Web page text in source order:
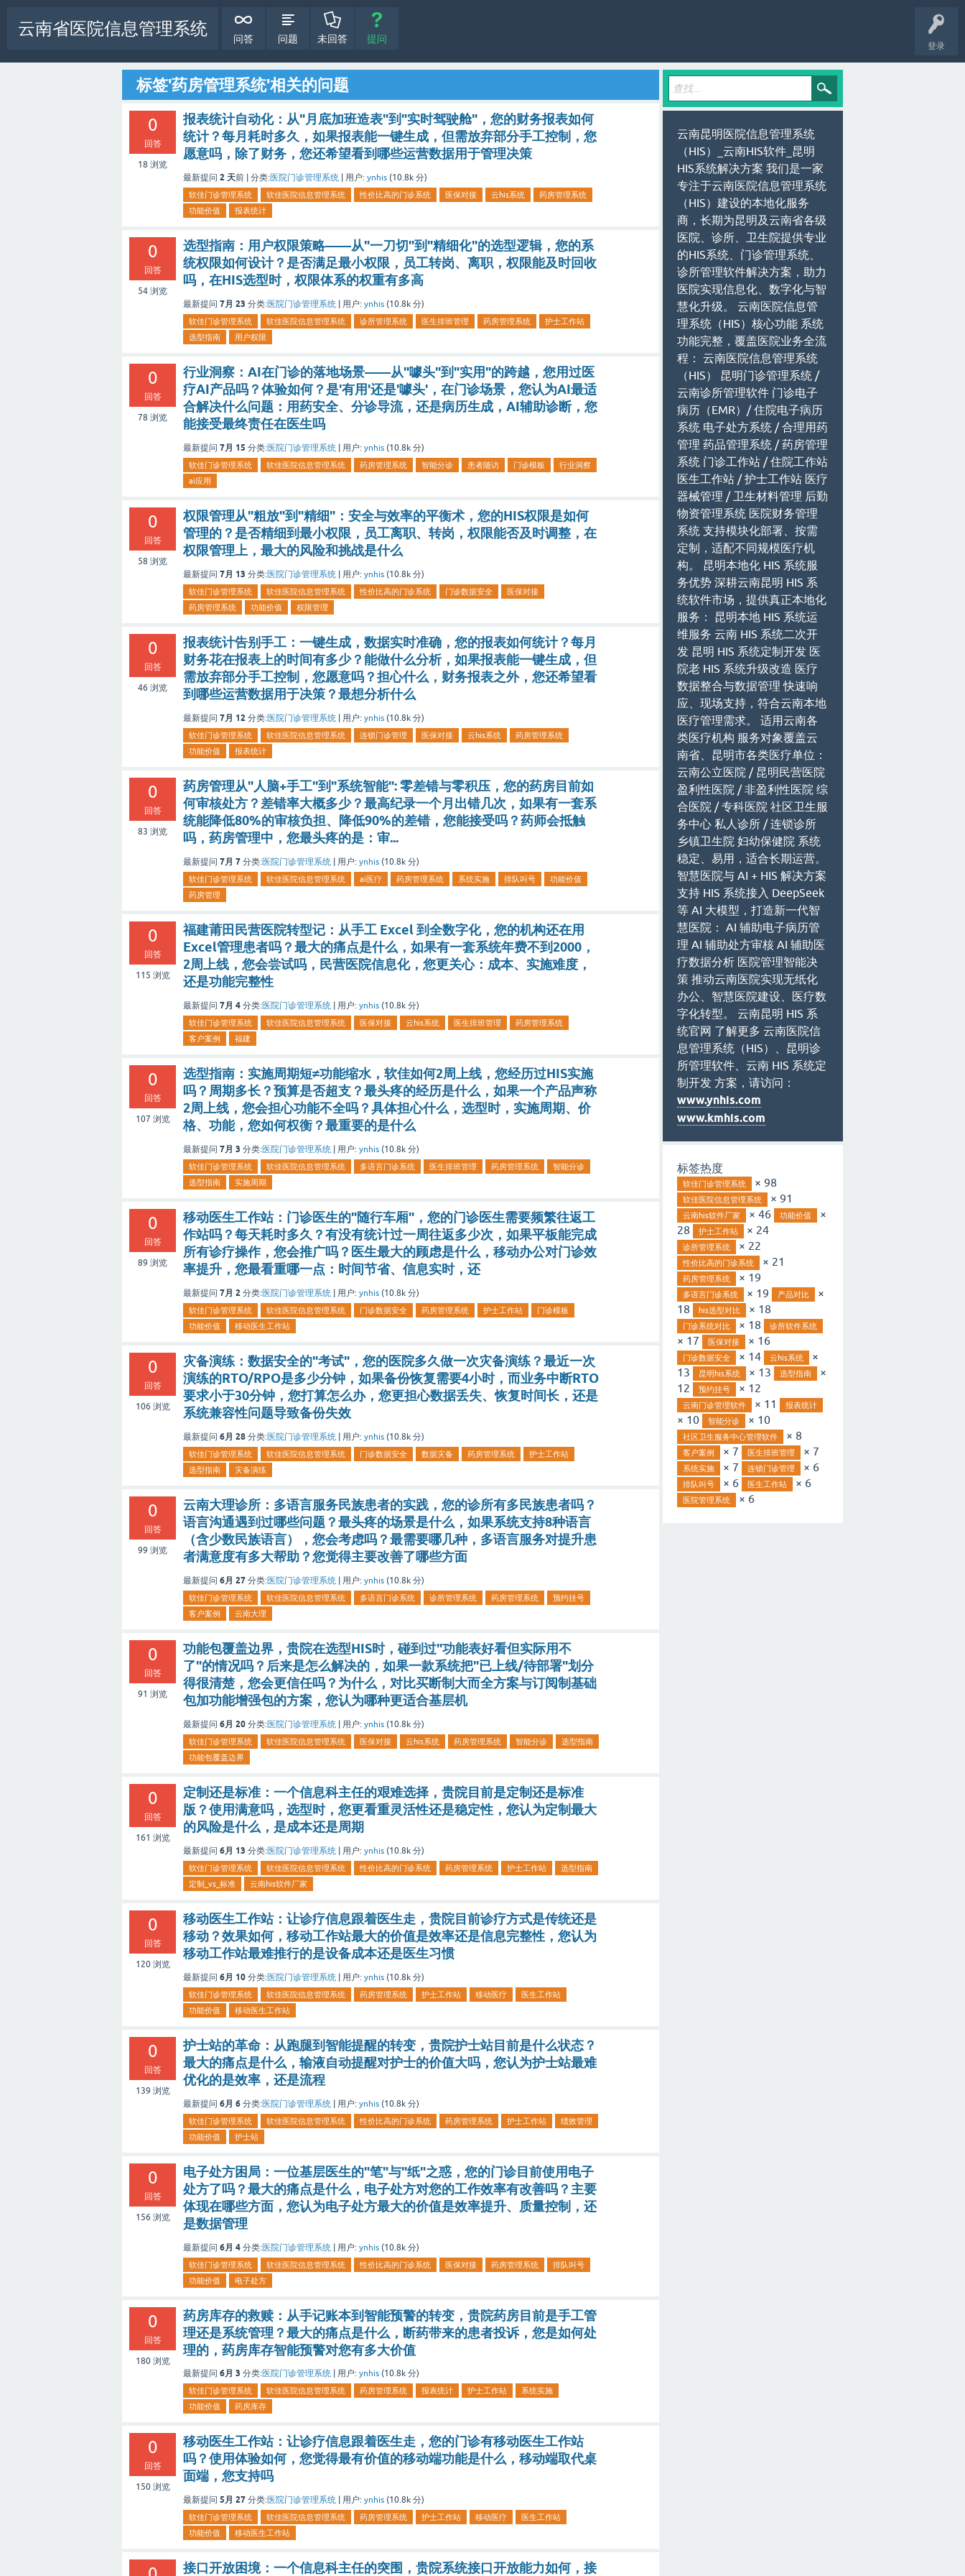
登录
云南省医院信息管理系统
问答 问题 未回答 提问
标签'药房管理系统'相关的问题
0
回答
18 浏览
报表统计自动化：从"月底加班造表"到"实时驾驶舱"，您的财务报表如何
统计？每月耗时多久，如果报表能一键生成，但需放弃部分手工控制，您
愿意吗，除了财务，您还希望看到哪些运营数据用于管理决策
最新提问 2 天前 | 分类:医院门诊管理系统 用户: ynhis (10.8k 分)
软佳门诊管理系统 软佳医院信息管理系统 性价比高的门诊系统 医保对接 云his系统
药房管理系统
功能价值
报表统计
0
回答
54 浏览
选型指南：用户权限策略——从"一刀切"到"精细化"的选型逻辑，您的系
统权限如何设计？是否满足最小权限，员工转岗、离职，权限能及时回收
吗，在HIS选型时，权限体系的权重有多高
最新提问 7月 23 分类:医院门诊管理系统 用户: ynhis (10.8k 分)
软佳门诊管理系统 软佳医院信息管理系统 诊所管理系统 医生排班管理 药房管理系统
护士工作站
选型指南
用户权限
0
回答
78 浏览
行业洞察：AI在门诊的落地场景——从"噱头"到"实用"的跨越，您用过医
疗AI产品吗？体验如何？是'有用'还是'噱头'，在门诊场景，您认为AI最适
合解决什么问题：用药安全、分诊导流，还是病历生成，AI辅助诊断，您
能接受最终责任在医生吗
最新提问 7月 15 分类:医院门诊管理系统 用户: ynhis (10.8k 分)
软佳门诊管理系统 软佳医院信息管理系统 药房管理系统 智能分诊 患者随访 门诊模板
行业洞察
ai应用
0
回答
58 浏览
权限管理从"粗放"到"精细"：安全与效率的平衡术，您的HIS权限是如何
管理的？是否精细到最小权限，员工离职、转岗，权限能否及时调整，在
权限管理上，最大的风险和挑战是什么
最新提问 7月 13 分类:医院门诊管理系统 | 用户: ynhis (10.8k 分)
软佳门诊管理系统 软佳医院信息管理系统 性价比高的门诊系统 门诊数据安全
医保对接
药房管理系统
功能价值 权限管理
0
回答
46 浏览
报表统计告别手工：一键生成，数据实时准确，您的报表如何统计？每月
财务花在报表上的时间有多少？能做什么分析，如果报表能一键生成，但
需放弃部分手工控制，您愿意吗？担心什么，财务报表之外，您还希望看
到哪些运营数据用于决策？最想分析什么
最新提问 7月 12 分类:医院门诊管理系统 | 用户: ynhis (10.8k 分)
软佳门诊管理系统 软佳医院信息管理系统 连锁门诊管理 医保对接 云his系统
药房管理系统
功能价值
报表统计
0
回答
83 浏览
药房管理从"人脑+手工"到"系统智能": 零差错与零积压，您的药房目前如
何审核处方？差错率大概多少？最高纪录一个月出错几次，如果有一套系
统能降低80%的审核负担、降低90%的差错，您能接受吗？药师会抵触
吗，药房管理中，您最头疼的是：审...
最新提问 7月 7 分类:医院门诊管理系统 | 用户: ynhis (10.8k 分)
软佳门诊管理系统 软佳医院信息管理系统 ai医疗 药房管理系统 系统实施 排队叫号
功能价值
药房管理
0
回答
115 浏览
福建莆田民营医院转型记：从手工 Excel 到全数字化，您的机构还在用
Excel管理患者吗？最大的痛点是什么，如果有一套系统年费不到2000，
2周上线，您会尝试吗，民营医院信息化，您更关心：成本、实施难度，
还是功能完整性
最新提问 7月 4 分类:医院门诊管理系统 | 用户: ynhis (10.8k 分)
软佳门诊管理系统 软佳医院信息管理系统 医保对接 云his系统 医生排班管理
药房管理系统
客户案例
福建
0
回答
107 浏览
选型指南：实施周期短≠功能缩水，软佳如何2周上线，您经历过HIS实施
吗？周期多长？预算是否超支？最头疼的经历是什么，如果一个产品声称
2周上线，您会担心功能不全吗？具体担心什么，选型时，实施周期、价
格、功能，您如何权衡？最重要的是什么
最新提问 7月 3 分类:医院门诊管理系统 | 用户: ynhis (10.8k 分)
软佳门诊管理系统 软佳医院信息管理系统 多语言门诊系统 医生排班管理 药房管理系统
智能分诊
选型指南
实施周期
0
回答
89 浏览
移动医生工作站：门诊医生的"随行车厢"，您的门诊医生需要频繁往返工
作站吗？每天耗时多久？有没有统计过一周往返多少次，如果平板能完成
所有诊疗操作，您会推广吗？医生最大的顾虑是什么，移动办公对门诊效
率提升，您最看重哪一点：时间节省、信息实时，还
最新提问 7月 2 分类:医院门诊管理系统 | 用户: ynhis (10.8k 分)
软佳门诊管理系统 软佳医院信息管理系统 门诊数据安全 药房管理系统 护士工作站
门诊模板
功能价值
移动医生工作站
0
回答
106 浏览
灾备演练：数据安全的"考试"，您的医院多久做一次灾备演练？最近一次
演练的RTO/RPO是多少分钟，如果备份恢复需要4小时，而业务中断RTO
要求小于30分钟，您打算怎么办，您更担心数据丢失、恢复时间长，还是
系统兼容性问题导致备份失效
最新提问 6月 28 分类:医院门诊管理系统 | 用户: ynhis (10.8k 分)
软佳门诊管理系统 软佳医院信息管理系统 门诊数据安全 数据灾备 药房管理系统
护士工作站
选型指南
灾备演练
0
回答
99 浏览
云南大理诊所：多语言服务民族患者的实践，您的诊所有多民族患者吗？
语言沟通遇到过哪些问题？最头疼的场景是什么，如果系统支持8种语言
（含少数民族语言），您会考虑吗？最需要哪几种，多语言服务对提升患
者满意度有多大帮助？您觉得主要改善了哪些方面
最新提问 6月 27 分类:医院门诊管理系统 | 用户: ynhis (10.8k 分)
软佳门诊管理系统 软佳医院信息管理系统 多语言门诊系统 诊所管理系统 药房管理系统
预约挂号
客户案例
云南大理
0
回答
91 浏览
功能包覆盖边界，贵院在选型HIS时，碰到过"功能表好看但实际用不
了"的情况吗？后来是怎么解决的，如果一款系统把"已上线/待部署"划分
得很清楚，您会更信任吗？为什么，对比买断制大而全方案与订阅制基础
包加功能增强包的方案，您认为哪种更适合基层机
最新提问 6月 20 分类:医院门诊管理系统 | 用户: ynhis (10.8k 分)
软佳门诊管理系统 软佳医院信息管理系统 医保对接 云his系统 药房管理系统 智能分诊
选型指南
功能包覆盖边界
0
回答
161 浏览
定制还是标准：一个信息科主任的艰难选择，贵院目前是定制还是标准
版？使用满意吗，选型时，您更看重灵活性还是稳定性，您认为定制最大
的风险是什么，是成本还是周期
最新提问 6月 13 分类:医院门诊管理系统 | 用户: ynhis (10.8k 分)
软佳门诊管理系统 软佳医院信息管理系统 性价比高的门诊系统 药房管理系统 护士工作站
选型指南
定制_vs_标准
云南his软件厂家
0
回答
120浏览
移动医生工作站：让诊疗信息跟着医生走，贵院目前诊疗方式是传统还是
移动？效果如何，移动工作站最大的价值是效率还是信息完整性，您认为
移动工作站最难推行的是设备成本还是医生习惯
最新提问 6月 10 分类:医院门诊管理系统 | 用户: ynhis (10.8k 分)
软佳门诊管理系统 软佳医院信息管理系统 药房管理系统 护士工作站 移动医疗
医生工作站
功能价值
移动医生工作站
0
回答
139 浏览
护士站的革命：从跑腿到智能提醒的转变，贵院护士站目前是什么状态？
最大的痛点是什么，输液自动提醒对护士的价值大吗，您认为护士站最难
优化的是效率，还是流程
最新提问 6月 6 分类:医院门诊管理系统 | 用户: ynhis (10.8k 分)
软佳门诊管理系统 软佳医院信息管理系统 性价比高的门诊系统 药房管理系统 护士工作站
绩效管理
功能价值
护士站
0
回答
156 浏览
电子处方困局：一位基层医生的"笔"与"纸"之惑，您的门诊目前使用电子
处方了吗？最大的痛点是什么，电子处方对您的工作效率有改善吗？主要
体现在哪些方面，您认为电子处方最大的价值是效率提升、质量控制，还
是数据管理
最新提问 6月 4 分类:医院门诊管理系统 | 用户: ynhis (10.8k 分)
软佳门诊管理系统 软佳医院信息管理系统 性价比高的门诊系统 医保对接 药房管理系统
排队叫号
功能价值
电子处方
0
回答
180浏览
药房库存的救赎：从手记账本到智能预警的转变，贵院药房目前是手工管
理还是系统管理？最大的痛点是什么，断药带来的患者投诉，您是如何处
理的，药房库存智能预警对您有多大价值
最新提问 6月 3 分类:医院门诊管理系统 用户: ynhis (10.8k 分)
软佳门诊管理系统 软佳医院信息管理系统 药房管理系统 报表统计 护士工作站
系统实施
功能价值
药房库存
0
回答
150浏览
移动医生工作站：让诊疗信息跟着医生走，您的门诊有移动医生工作站
吗？使用体验如何，您觉得最有价值的移动端功能是什么，移动端取代桌
面端，您支持吗
最新提问 5月 27 分类:医院门诊管理系统 用户: ynhis (10.8k 分)
软佳门诊管理系统 软佳医院信息管理系统 药房管理系统 护士工作站 移动医疗
医生工作站
功能价值
移动医生工作站
接口开放困境：一个信息科主任的突围，贵院系统接口开放能力如何，接
云南昆明医院信息管理系统
（HIS）_云南HIS软件_昆明
HIS系统解决方案 我们是一家
专注于云南医院信息管理系统
（HIS）建设的本地化服务
商，长期为昆明及云南省各级
医院、诊所、卫生院提供专业
的HIS系统、门诊管理系统、
诊所管理软件解决方案，助力
医院实现信息化、数字化与智
慧化升级。 云南医院信息管
理系统（HIS）核心功能 系统
功能完整，覆盖医院业务全流
程： 云南医院信息管理系统
（HIS） 昆明门诊管理系统 /
云南诊所管理软件 门诊电子
病历（EMR）/ 住院电子病历
系统 电子处方系统 / 合理用药
管理 药品管理系统 / 药房管理
系统 门诊工作站 / 住院工作站
医生工作站 / 护士工作站 医疗
器械管理 / 卫生材料管理 后勤
物资管理系统 医院财务管理
系统 支持模块化部署、按需
定制，适配不同规模医疗机
构。 昆明本地化 HIS 系统服
务优势 深耕云南昆明 HIS 系
统软件市场，提供真正本地化
服务： 昆明本地 HIS 系统运
维服务 云南 HIS 系统二次开
发 昆明 HIS 系统定制开发 医
院老 HIS 系统升级改造 医疗
数据整合与数据管理 快速响
应、现场支持，符合云南本地
医疗管理需求。 适用云南各
类医疗机构 服务对象覆盖云
南省、昆明市各类医疗单位：
云南公立医院 / 昆明民营医院
盈利性医院 / 非盈利性医院 综
合医院 / 专科医院 社区卫生服
务中心 私人诊所 / 连锁诊所
乡镇卫生院 妇幼保健院 系统
稳定、易用，适合长期运营。
智慧医院与 AI + HIS 解决方案
支持 HIS 系统接入 DeepSeek
等 AI 大模型，打造新一代智
慧医院： AI 辅助电子病历管
理 AI 辅助处方审核 AI 辅助医
疗数据分析 医院管理智能决
策 推动云南医院实现无纸化
办公、智慧医院建设、医疗数
字化转型。 云南昆明 HIS 系
统官网 了解更多 云南医院信
息管理系统（HIS）、昆明诊
所管理软件、云南 HIS 系统定
制开发 方案，请访问：
www.ynhis.com
www.kmhis.com
标签热度
软佳门诊管理系统 × 98
软佳医院信息管理系统 × 91
云南his软件厂家 × 46 功能价值
×
28
护士工作站 × 24
诊所管理系统 × 22
性价比高的门诊系统 × 21
药房管理系统 × 19
多语言门诊系统 × 19 产品对比
×
18
his选型对比 × 18
门诊系统对比 × 18 诊所软件系统
× 17 医保对接 × 16
门诊数据安全 × 14 云his系统
×
13
昆明his系统 × 13 选型指南
×
12
预约挂号 × 12
云南门诊管理软件 × 11 报表统计
× 10 智能分诊 × 10
社区卫生服务中心管理软件 × 8
客户案例 × 7 医生排班管理 × 7
系统实施 × 7 连锁门诊管理 × 6
排队叫号 × 6 医生工作站 × 6
医院管理系统 × 6